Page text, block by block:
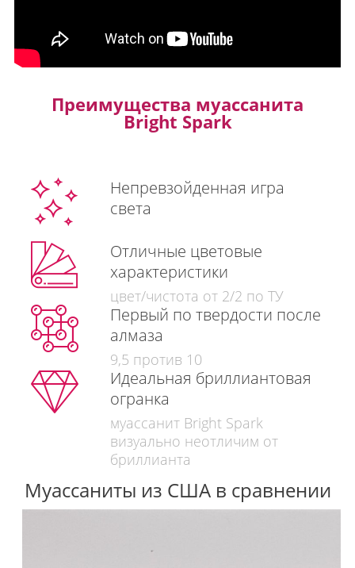
Преимущества муассанита
Bright Spark
Непревзойденная игра
света
Отличные цветовые
характеристики
цвет/чистота от 2/2 по ТУ
Первый по твердости после
алмаза
9,5 против 10
Идеальная бриллиантовая
огранка
муассанит Bright Spark
визуально неотличим от
бриллианта
Муассаниты из США в сравнении